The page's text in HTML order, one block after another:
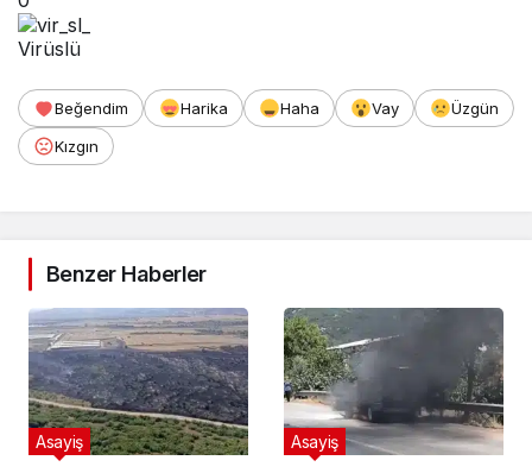
Virüslü
Beğendim Harika Haha Vay
Üzgün
Kızgın
Benzer Haberler
Asayiş Asayiş